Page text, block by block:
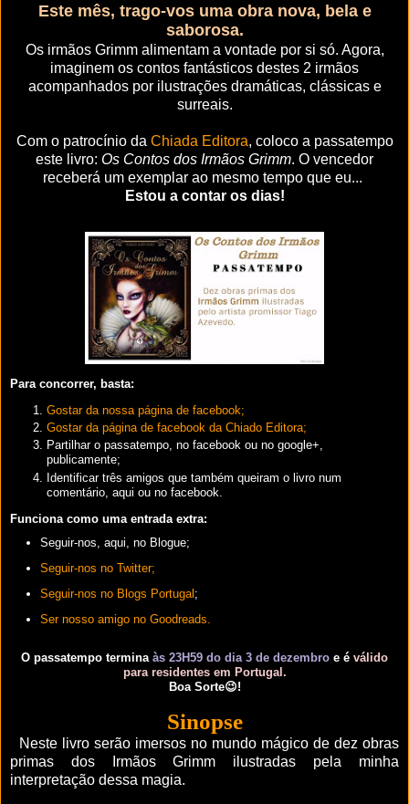
Este mês, trago-vos uma obra nova, bela e
saborosa.
Os irmãos Grimm alimentam a vontade por si só. Agora,
imaginem os contos fantásticos destes 2 irmãos
acompanhados por ilustrações dramáticas, clássicas e
surreais.
Com o patrocínio da Chiada Editora, coloco a passatempo
este livro: Os Contos dos Irmãos Grimm. O vencedor
receberá um exemplar ao mesmo tempo que eu...
Estou a contar os dias!
Para concorrer, basta:
Gostar da nossa página de facebook;
Gostar da página de facebook da Chiado Editora;
Partilhar o passatempo, no facebook ou no google+,
publicamente;
Identificar três amigos que também queiram o livro num
comentário, aqui ou no facebook.
Funciona como uma entrada extra:
Seguir-nos, aqui, no Blogue;
Seguir-nos no Twitter;
Seguir-nos no Blogs Portugal ;
Ser nosso amigo no Goodreads.
O passatempo termina às 23H59 do dia 3 de dezembro e é válido
para residentes em Portugal.
Boa Sorte😉!
Sinopse
Neste livro serão imersos no mundo mágico de dez obras
primas dos Irmãos Grimm ilustradas pela minha
interpretação dessa magia.